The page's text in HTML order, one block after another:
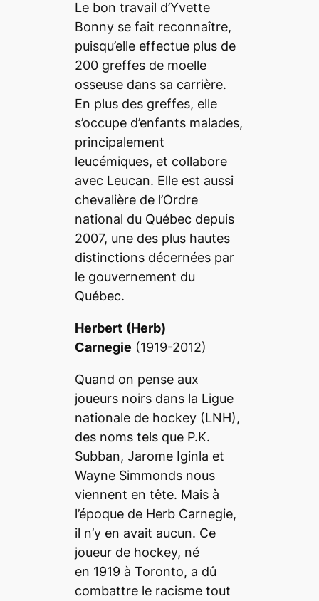
Le bon travail d’Yvette
Bonny se fait reconnaître,
puisqu’elle effectue plus de
200 greffes de moelle
osseuse dans sa carrière.
En plus des greffes, elle
s’occupe d’enfants malades,
principalement
leucémiques, et collabore
avec Leucan. Elle est aussi
chevalière de l’Ordre
national du Québec depuis
2007, une des plus hautes
distinctions décernées par
le gouvernement du
Québec.
Herbert (Herb)
Carnegie (1919-2012)
Quand on pense aux
joueurs noirs dans la Ligue
nationale de hockey (LNH),
des noms tels que P.K.
Subban, Jarome Iginla et
Wayne Simmonds nous
viennent en tête. Mais à
l’époque de Herb Carnegie,
il n’y en avait aucun. Ce
joueur de hockey, né
en 1919 à Toronto, a dû
combattre le racisme tout